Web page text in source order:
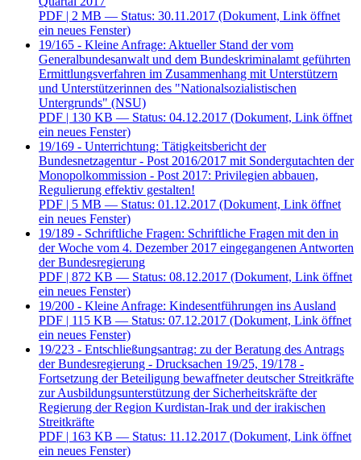
PDF | 2 MB — Status: 30.11.2017 (Dokument, Link öffnet
ein neues Fenster)
19/165 - Kleine Anfrage: Aktueller Stand der vom
Generalbundesanwalt und dem Bundeskriminalamt geführten
Ermittlungsverfahren im Zusammenhang mit Unterstützern
und Unterstützerinnen des "Nationalsozialistischen
Untergrunds" (NSU)
PDF | 130 KB — Status: 04.12.2017 (Dokument, Link öffnet
ein neues Fenster)
19/169 - Unterrichtung: Tätigkeitsbericht der
Bundesnetzagentur - Post 2016/2017 mit Sondergutachten der
Monopolkommission - Post 2017: Privilegien abbauen,
Regulierung effektiv gestalten!
PDF | 5 MB — Status: 01.12.2017 (Dokument, Link öffnet
ein neues Fenster)
19/189 - Schriftliche Fragen: Schriftliche Fragen mit den in
der Woche vom 4. Dezember 2017 eingegangenen Antworten
der Bundesregierung
PDF | 872 KB — Status: 08.12.2017 (Dokument, Link öffnet
ein neues Fenster)
19/200 - Kleine Anfrage: Kindesentführungen ins Ausland
PDF | 115 KB — Status: 07.12.2017 (Dokument, Link öffnet
ein neues Fenster)
19/223 - Entschließungsantrag: zu der Beratung des Antrags
der Bundesregierung - Drucksachen 19/25, 19/178 -
Fortsetzung der Beteiligung bewaffneter deutscher Streitkräfte
zur Ausbildungsunterstützung der Sicherheitskräfte der
Regierung der Region Kurdistan-Irak und der irakischen
Streitkräfte
PDF | 163 KB — Status: 11.12.2017 (Dokument, Link öffnet
ein neues Fenster)